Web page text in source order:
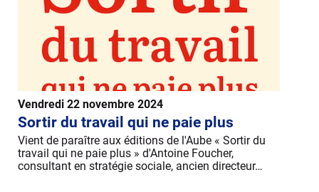
Vendredi 22 novembre 2024
Sortir du travail qui ne paie plus
Vient de paraître aux éditions de l'Aube « Sortir du
travail qui ne paie plus » d'Antoine Foucher,
consultant en stratégie sociale, ancien directeur…